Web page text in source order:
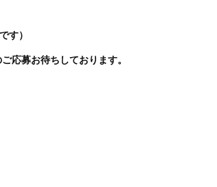
す）
応募お待ちしております。